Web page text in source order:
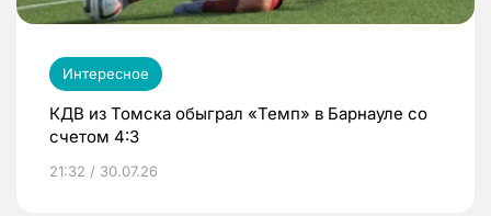
Интересное
КДВ из Томска обыграл «Темп» в Барнауле со
счетом 4:3
21:32 / 30.07.26